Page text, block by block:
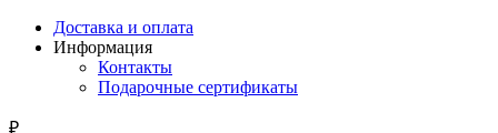
Доставка и оплата
Информация
Контакты
Подарочные сертификаты
₽